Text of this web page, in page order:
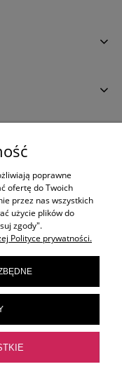
poprawne
ofertę do Twoich
przez nas wszystkich
użycie plików do
zgody".
Polityce prywatności.